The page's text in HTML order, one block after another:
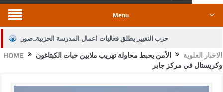
Menu
حزب التغيير يطلق فعاليات اعمال المدرسة الحزبية..صور
الجيش يفتح باب التجنيد لحملة البكالوريوس في الحقوق والقانونHOME الاخبار العلوية
الأمن يحبط محاولة تهريب ملايين حبات الكبتاغون
وكريستال في مركز جابر